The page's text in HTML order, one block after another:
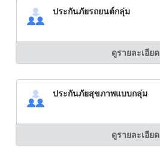
ประกันภัยรถยนต์กลุ่ม
ดูรายละเอียด
ประกันภัยสุขภาพแบบกลุ่ม
ดูรายละเอียด